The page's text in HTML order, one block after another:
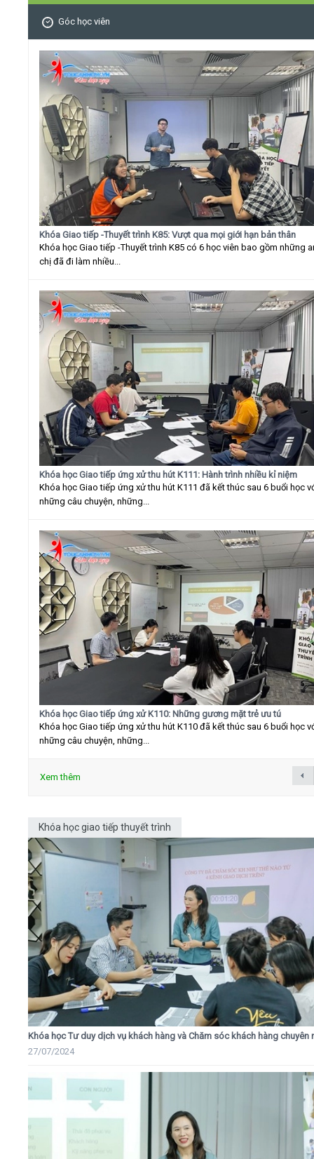
Góc học viên
Khóa Giao tiếp -Thuyết trình K85: Vượt qua mọi giới hạn bản thân
Khóa học Giao tiếp -Thuyết trình K85 có 6 học viên bao gồm những
chị đã đi làm nhiều...
Khóa học Giao tiếp ứng xử thu hút K111: Hành trình nhiều kỉ niệm
Khóa học Giao tiếp ứng xử thu hút K111 đã kết thúc sau 6 buổi học
những câu chuyện, những...
Khóa học Giao tiếp ứng xử K110: Những gương mặt trẻ ưu tú
Khóa học Giao tiếp ứng xử thu hút K110 đã kết thúc sau 6 buổi học
những câu chuyện, những...
Xem thêm
Khóa học giao tiếp thuyết trình
Khóa học Tư duy dịch vụ khách hàng và Chăm sóc khách hàng chuyên
27/07/2024